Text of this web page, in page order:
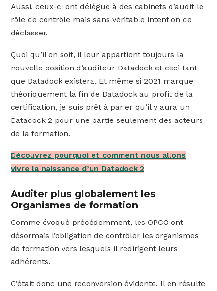
Aussi, ceux-ci ont délégué à des cabinets d’audit le
rôle de contrôle mais sans véritable intention de
déclasser.
Quoi qu’il en soit, il leur appartient toujours la
nouvelle position d’auditeur Datadock et ceci tant
que Datadock existera. Et même si 2021 marque
théoriquement la fin de Datadock au profit de la
certification, je suis prêt à parier qu’il y aura un
Datadock 2 pour une partie seulement des acteurs
de la formation.
Découvrez pourquoi et comment nous allons
vivre la naissance d’un Datadock 2
Auditer plus globalement les
Organismes de formation
Comme évoqué précédemment, les OPCO ont
désormais l’obligation de contrôler les organismes
de formation vers lesquels il redirigent leurs
adhérents.
C’était donc une reconversion évidente. Il en résulte